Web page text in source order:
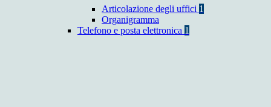
Articolazione degli uffici 1
Organigramma
Telefono e posta elettronica 1